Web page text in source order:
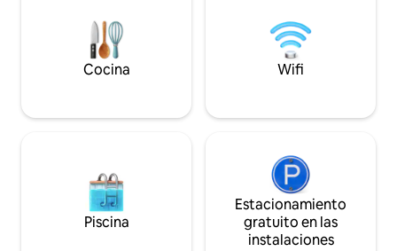
vibrante centro de Pensacola, Pensacola
Beach o Ponce de Leon Springs.
personalizado,
antorchas tiki.
Cocina Wifi
Piscina
Estacionamiento
gratuito en las
instalaciones